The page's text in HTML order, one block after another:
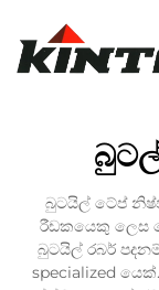
බුටයිල් ටේප්
රීඩකයෙකු ලෙස
බුටයිල් රබර්
specialized